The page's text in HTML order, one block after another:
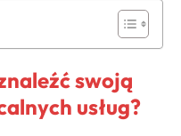
swoją
usług?